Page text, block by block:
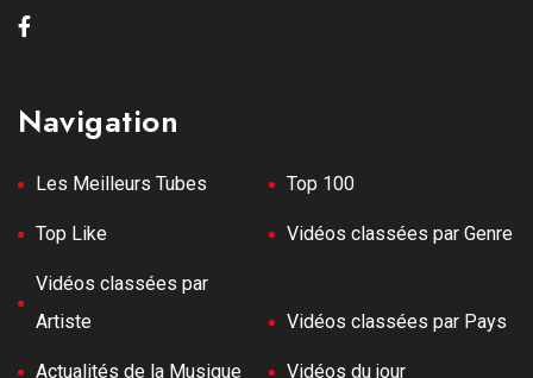
Navigation
Les Meilleurs Tubes Top 100
Top Like Vidéos classées par Genre
Vidéos classées par
Artiste
Vidéos classées par Pays
Actualités de la Musique Vidéos du jour